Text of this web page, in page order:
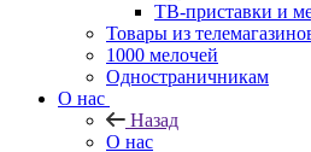
ТВ-приставки и
Товары из
1000 мелочей
Одностраничникам
О нас
Назад
О нас